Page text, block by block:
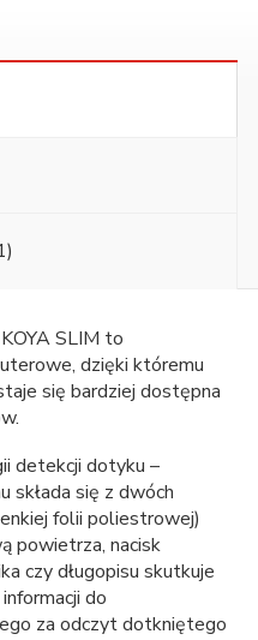
SLIM to
dzięki któremu
się bardziej dostępna
detekcji dotyku –
składa się z dwóch
folii poliestrowej)
powietrza, nacisk
czy długopisu skutkuje
do
za odczyt dotkniętego